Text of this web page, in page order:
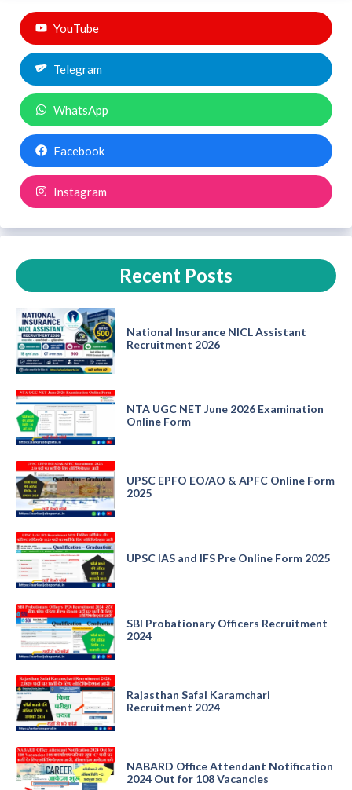
YouTube
Telegram
WhatsApp
Facebook
Instagram
Recent Posts
National Insurance NICL Assistant
Recruitment 2026
NTA UGC NET June 2026 Examination
Online Form
UPSC EPFO EO/AO & APFC Online Form
2025
UPSC IAS and IFS Pre Online Form 2025
SBI Probationary Officers Recruitment
2024
Rajasthan Safai Karamchari
Recruitment 2024
NABARD Office Attendant Notification
2024 Out for 108 Vacancies